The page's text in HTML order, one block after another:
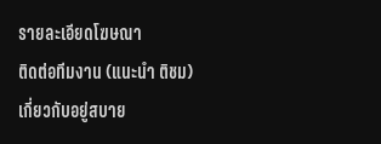
รายละเอียดโฆษณา
ติดต่อทีมงาน (แนะนำ ติชม)
เกี่ยวกับอยู่สบาย